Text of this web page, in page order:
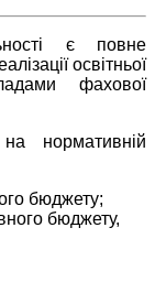
є повне
освітньої
фахової
нормативній
бюджету;
бюджету,